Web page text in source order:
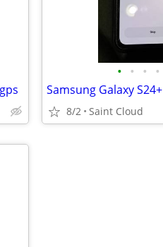
• • • •
Samsung Galaxy S24+
8/2 Saint Cloud